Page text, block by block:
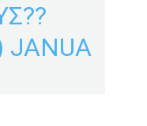
JANUA